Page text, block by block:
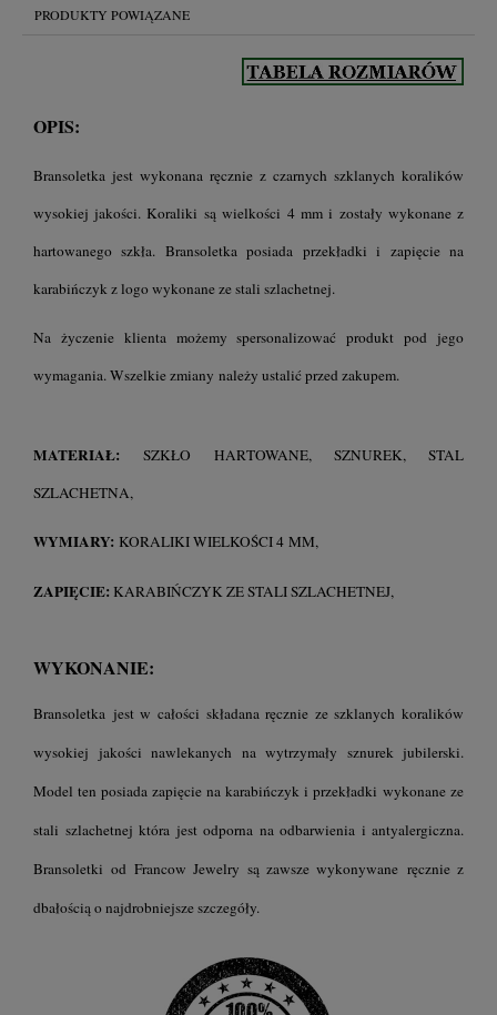
PRODUKTY POWIĄZANE
OPIS:
Bransoletka jest wykonana ręcznie z czarnych szklanych koralików
wysokiej jakości. Koraliki są wielkości 4 mm i zostały wykonane z
hartowanego szkła. Bransoletka posiada przekładki i zapięcie na
karabińczyk z logo wykonane ze stali szlachetnej.
Na życzenie klienta możemy spersonalizować produkt pod jego
wymagania. Wszelkie zmiany należy ustalić przed zakupem.
MATERIAŁ: SZKŁO HARTOWANE, SZNUREK, STAL
SZLACHETNA,
WYMIARY: KORALIKI WIELKOŚCI 4 MM,
ZAPIĘCIE: KARABIŃCZYK ZE STALI SZLACHETNEJ,
WYKONANIE:
Bransoletka jest w całości składana ręcznie ze szklanych koralików
wysokiej jakości nawlekanych na wytrzymały sznurek jubilerski.
Model ten posiada zapięcie na karabińczyk i przekładki wykonane ze
stali szlachetnej która jest odporna na odbarwienia i antyalergiczna.
Bransoletkiod Francow Jewelry są zawsze wykonywane ręcznie z
dbałością o najdrobniejsze szczegóły.